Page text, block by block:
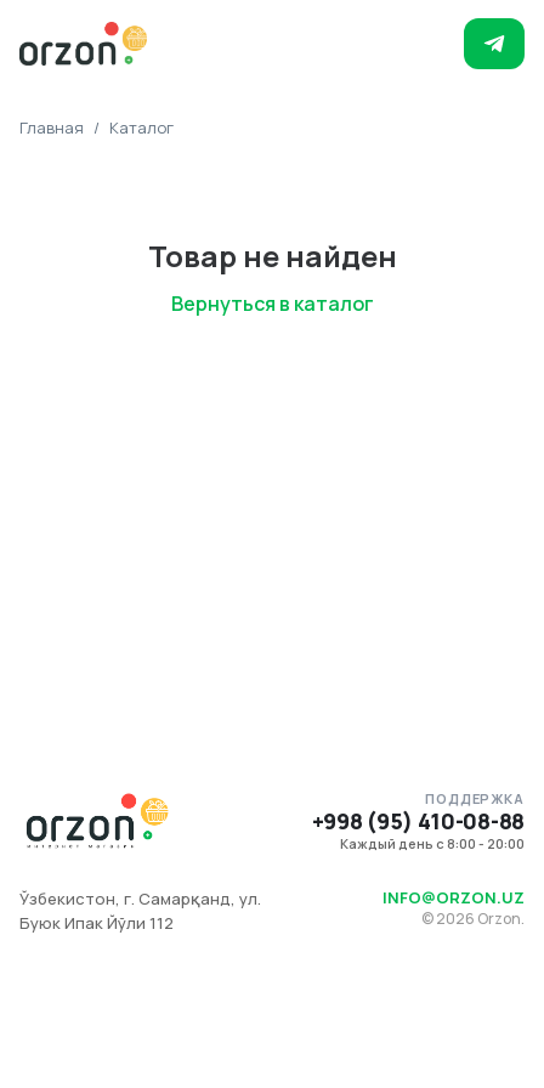
Главная / Каталог
Товар не найден
Вернуться в каталог
ПОДДЕРЖКА
+998 (95) 410-08-88
Каждый день с 8:00 - 20:00
Ўзбекистон, г. Самарқанд, ул.
Буюк Ипак Йўли 112
INFO@ORZON.UZ
©2026 Orzon.